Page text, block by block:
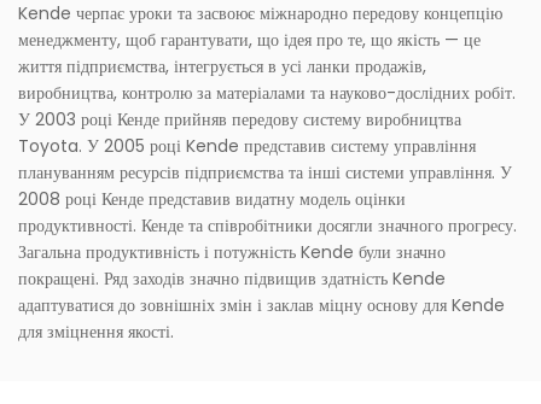
Kende черпає уроки та засвоює міжнародно передову концепцію
менеджменту, щоб гарантувати, що ідея про те, що якість — це
життя підприємства, інтегрується в усі ланки продажів,
виробництва, контролю за матеріалами та науково-дослідних робіт.
У 2003 році Кенде прийняв передову систему виробництва
Toyota. У 2005 році Kende представив систему управління
плануванням ресурсів підприємства та інші системи управління. У
2008 році Кенде представив видатну модель оцінки
продуктивності. Кенде та співробітники досягли значного прогресу.
Загальна продуктивність і потужність Kende були значно
покращені. Ряд заходів значно підвищив здатність Kende
адаптуватися до зовнішніх змін і заклав міцну основу для Kende
для зміцнення якості.